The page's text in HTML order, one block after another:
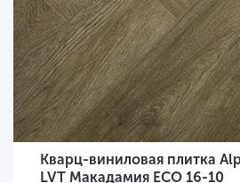
Кварц-виниловая плитка
LVT Макадамия ЕСО 16-10